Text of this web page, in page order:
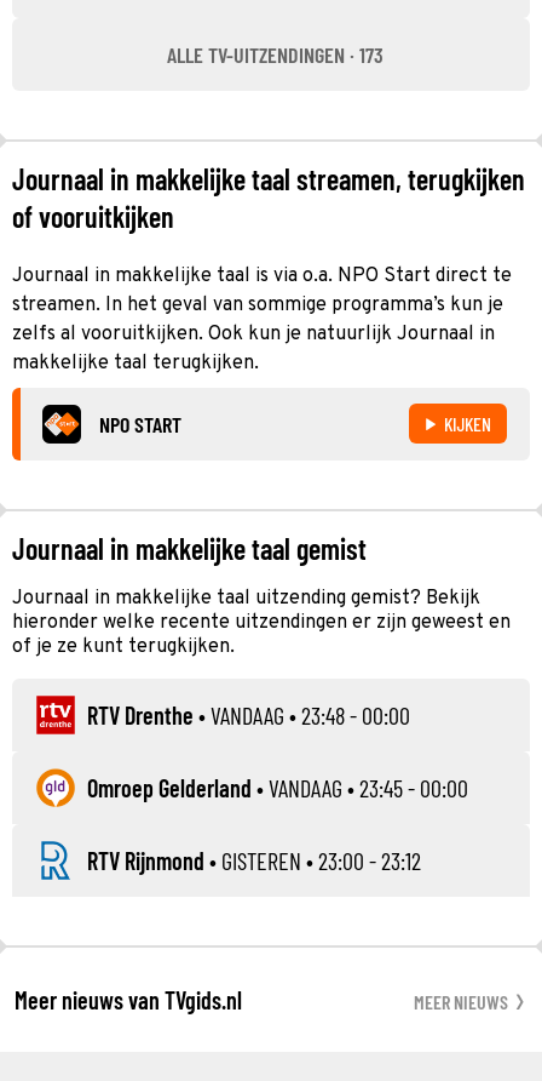
ALLE TV-UITZENDINGEN · 173
Journaal in makkelijke taal streamen, terugkijken
of vooruitkijken
Journaal in makkelijke taal is via o.a. NPO Start direct te
streamen. In het geval van sommige programma’s kun je
zelfs al vooruitkijken. Ook kun je natuurlijk Journaal in
makkelijke taal terugkijken.
NPO START KIJKEN
Journaal in makkelijke taal gemist
Journaal in makkelijke taal uitzending gemist? Bekijk
hieronder welke recente uitzendingen er zijn geweest en
of je ze kunt terugkijken.
RTV Drenthe •VANDAAG • 23:48 - 00:00
Omroep Gelderland •VANDAAG • 23:45 - 00:00
RTV Rijnmond • GISTEREN • 23:00 - 23:12
Meer nieuws van TVgids.nl MEER NIEUWS